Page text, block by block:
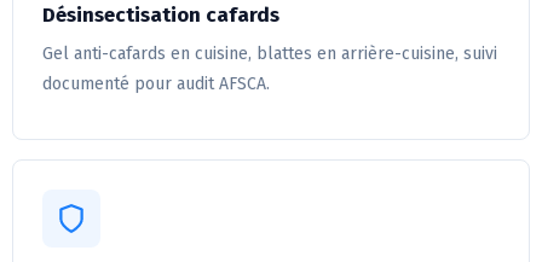
Désinsectisation cafards
Gel anti-cafards en cuisine, blattes en arrière-cuisine, suivi
documenté pour audit AFSCA.